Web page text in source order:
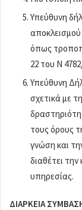
Υπεύθυνη
όπως
22 του Ν
Υπεύθυνη
σχετικά με
τους όρους
γνώση και
διαθέτει
υπηρεσίας.
ΔΙΑΡΚΕΙΑ